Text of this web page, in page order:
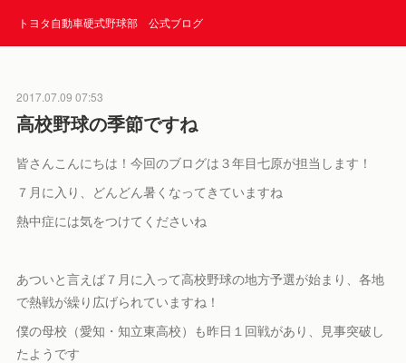
トヨタ自動車硬式野球部 公式ブログ
2017.07.09 07:53
高校野球の季節ですね
皆さんこんにちは！今回のブログは３年目七原が担当します！
７月に入り、どんどん暑くなってきていますね
熱中症には気をつけてくださいね
あついと言えば７月に入って高校野球の地方予選が始まり、各地
で熱戦が繰り広げられていますね！
僕の母校（愛知・知立東高校）も昨日１回戦があり、見事突破し
たようです